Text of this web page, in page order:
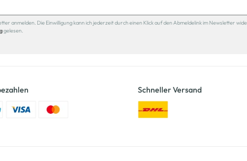
anmelden. Die Einwilligung kann ich jederzeit durch einen Klick auf den Abmeldelink im Newsletter
gelesen.
Schneller Versand